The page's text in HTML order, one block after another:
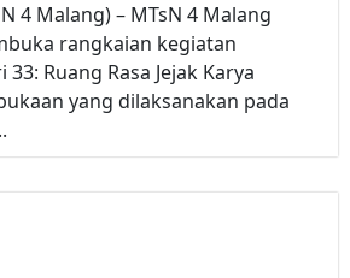
4 Malang) – MTsN 4 Malang
rangkaian kegiatan
Ruang Rasa Jejak Karya
yang dilaksanakan pada